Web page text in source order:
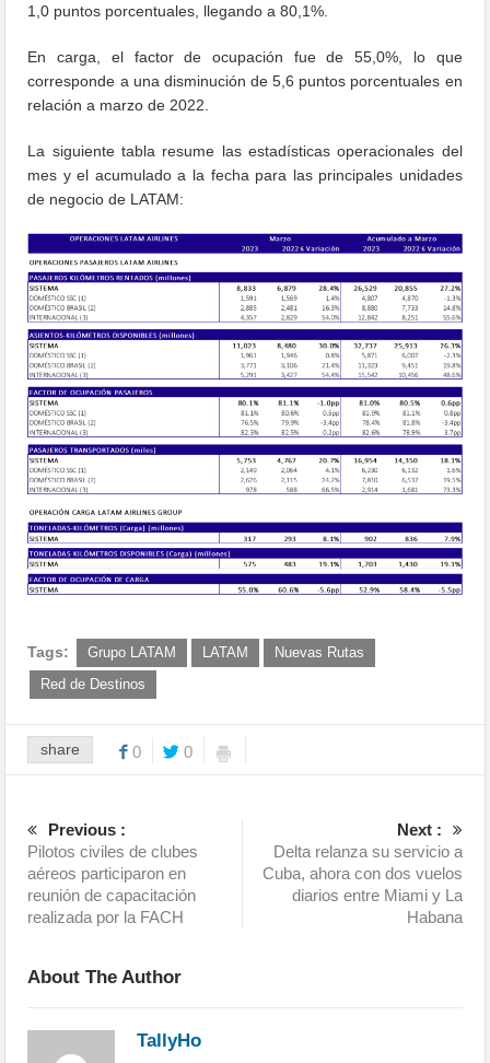
1,0 puntos porcentuales, llegando a 80,1%.
En carga, el factor de ocupación fue de 55,0%, lo que
corresponde a una disminución de 5,6 puntos porcentuales en
relación a marzo de 2022.
La siguiente tabla resume las estadísticas operacionales del
mes y el acumulado a la fecha para las principales unidades
de negocio de LATAM:
Tags: Grupo LATAM LATAM
Nuevas Rutas
Red de Destinos
share 0 0
Previous :
Pilotos civiles de clubes
aéreos participaron en
reunión de capacitación
realizada por la FACH
Next :
Delta relanza su servicio a
Cuba, ahora con dos vuelos
diarios entre Miami y La
Habana
About The Author
TallyHo